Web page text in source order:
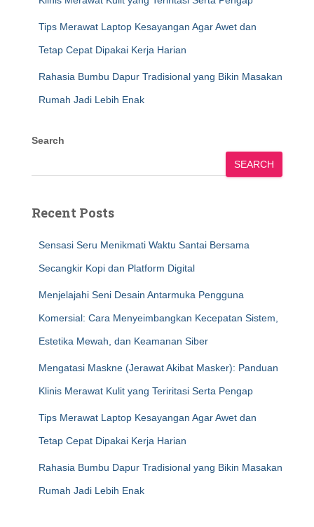
Tips Merawat Laptop Kesayangan Agar Awet dan
Tetap Cepat Dipakai Kerja Harian
Rahasia Bumbu Dapur Tradisional yang Bikin Masakan
Rumah Jadi Lebih Enak
Search
SEARCH
Recent Posts
Sensasi Seru Menikmati Waktu Santai Bersama
Secangkir Kopi dan Platform Digital
Menjelajahi Seni Desain Antarmuka Pengguna
Komersial: Cara Menyeimbangkan Kecepatan Sistem,
Estetika Mewah, dan Keamanan Siber
Mengatasi Maskne (Jerawat Akibat Masker): Panduan
Klinis Merawat Kulit yang Teriritasi Serta Pengap
Tips Merawat Laptop Kesayangan Agar Awet dan
Tetap Cepat Dipakai Kerja Harian
Rahasia Bumbu Dapur Tradisional yang Bikin Masakan
Rumah Jadi Lebih Enak